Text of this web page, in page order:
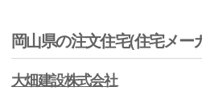
岡山県の注文住宅(住宅メー
大畑建設株式会社